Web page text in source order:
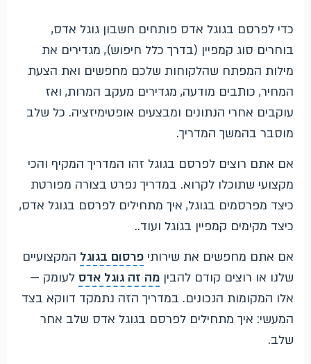
כדי לפרסם בגוגל אדס פותחים חשבון גוגל אדס,
בוחרים סוג קמפיין (בדרך כלל חיפוש), מגדירים את
מילות המפתח שהלקוחות שלכם מחפשים ואת הצעת
המחיר, כותבים מודעה, מגדירים מעקב המרות, ואז
עוקבים אחרי הנתונים ומבצעים אופטימיזציה. כל שלב
מוסבר בהמשך המדריך.
אם אתם רוצים לפרסם בגוגל זהו המדריך המקיף והכי
מקצועי שתוכלו לקרוא. במדריך נפרט בצורה מפורטת
כיצד מפרסמים בגוגל, איך מתחילים לפרסם בגוגל אדס,
כיצד מקימים קמפיין בגוגל ועוד..
אם אתם מחפשים את שירותי פרסום בגוגל המקצועיים
שלנו או רוצים קודם להבין מה זה גוגל אדס לעומק —
אלו המקומות הנכונים. במדריך הזה נתמקד דווקא בצד
המעשי: איך מתחילים לפרסם בגוגל אדס שלב אחר
שלב.